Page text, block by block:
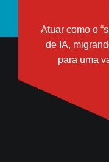
Atuar como o
de IA,
para uma